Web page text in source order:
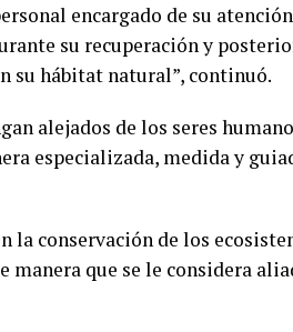
encargado de su
su recuperación y
su hábitat natural”, continuó.
alejados de los seres
especializada, medida y
la conservación de los
que se le considera